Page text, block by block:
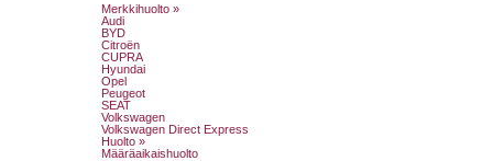
Merkkihuolto »
Audi
BYD
Citroën
CUPRA
Hyundai
Opel
Peugeot
SEAT
Volkswagen
Volkswagen Direct Express
Huolto »
Määräaikaishuolto